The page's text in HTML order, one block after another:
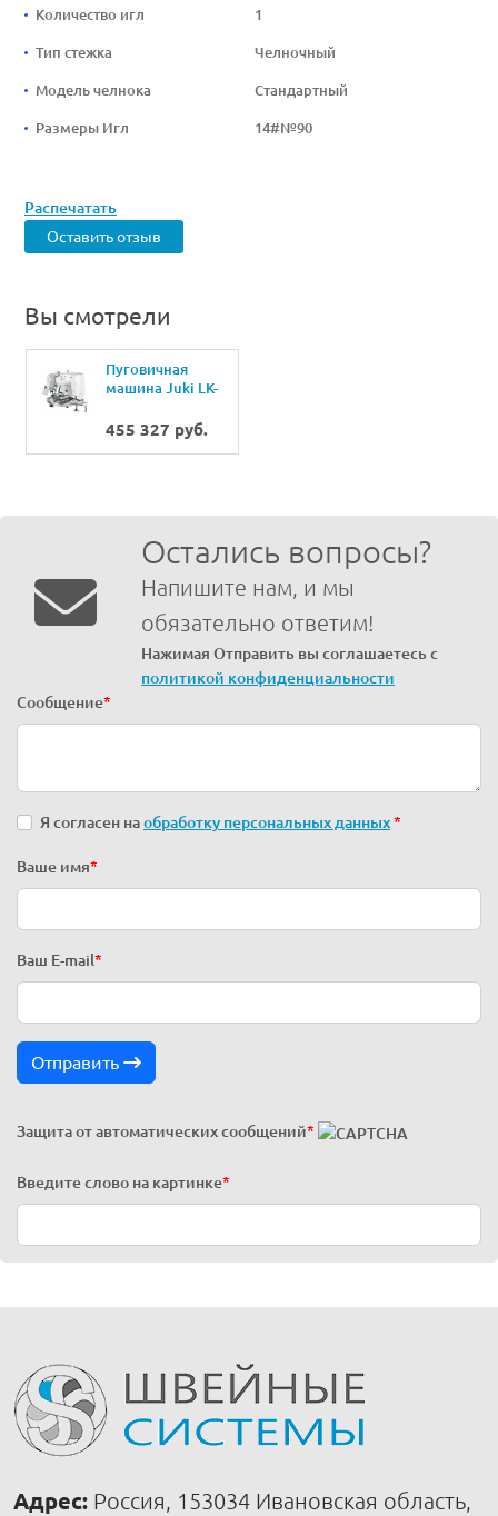
Количество игл 1
Тип стежка Челночный
Модель челнока Стандартный
Размеры Игл 14#№90
Распечатать
Оставить отзыв
Вы смотрели
Пуговичная
машина Juki LK-
302/MC672NSS
455 327 руб.
Остались вопросы?
Напишите нам, и мы
обязательно ответим!
Нажимая Отправить вы соглашаетесь с
политикой конфиденциальности
Сообщение*
Я согласен наобработку персональных данных*
Ваше имя*
Ваш E-mail*
Отправить
Защита от автоматических сообщений*
Введите слово на картинке*
Адрес: Россия, 153034 Ивановская область,